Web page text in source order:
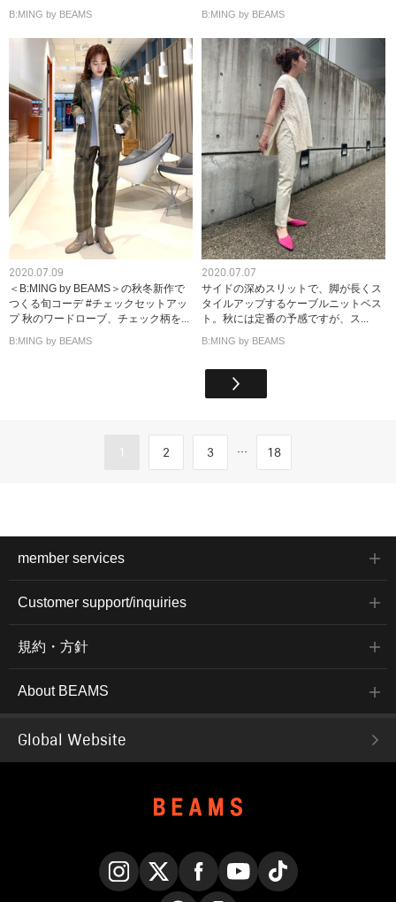
B:MING by BEAMS B:MING by BEAMS
2020.07.09
＜B:MING by BEAMS＞の秋冬新作で
つくる旬コーデ #チェックセットアッ
プ 秋のワードローブ、チェック柄を...
B:MING by BEAMS
2020.07.07
サイドの深めスリットで、脚が長くス
タイルアップするケーブルニットベス
ト。秋には定番の予感ですが、ス...
B:MING by BEAMS
1 2 3 ... 18
member services
Customer support/inquiries
規約・方針
About BEAMS
Global Website